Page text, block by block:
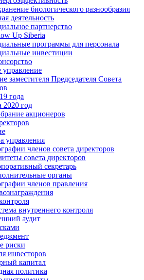
биологического разнообразия
деятельность
партнерство
Up Siberia
программы для персонала
инвестиции
управление
заместителя Председателя Совета
года
год
акционеров
управления
членов совета директоров
совета директоров
секретарь
органы
членов правления
внутреннего контроля
аудит
риски
инвесторов
капитал
политика